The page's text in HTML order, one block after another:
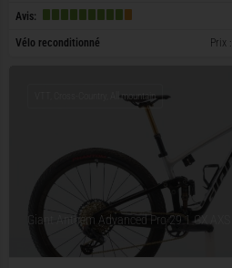
Avis:
Vélo reconditionné Prix :
Giant Anthem Advanced Pro 29 1 GX AXS
VTT, Cross-Country, All mountain